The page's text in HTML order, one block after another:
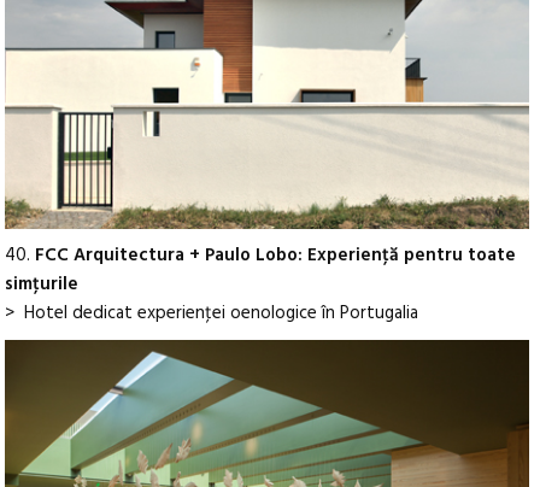
40. FCC Arquitectura + Paulo Lobo: Experienţă pentru toate
simţurile
> Hotel dedicat experienţei oenologice în Portugalia